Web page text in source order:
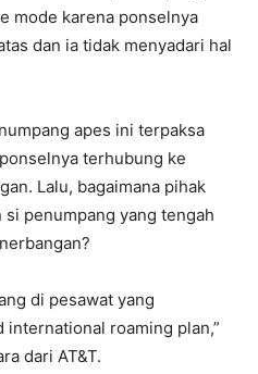
mode karena ponselnya
dan ia tidak menyadari hal
apes ini terpaksa
terhubung ke
Lalu, bagaimana pihak
si penumpang yang tengah
di pesawat yang
roaming plan,”
dari AT&T.